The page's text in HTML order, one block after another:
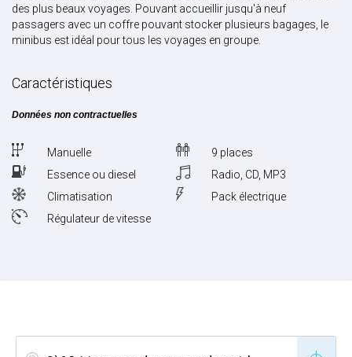
des plus beaux voyages. Pouvant accueillir jusqu'à neuf
passagers avec un coffre pouvant stocker plusieurs bagages, le
minibus est idéal pour tous les voyages en groupe.
Caractéristiques
Données non contractuelles
Manuelle
9 places
Essence ou diesel
Radio, CD, MP3
Climatisation
Pack électrique
Régulateur de vitesse